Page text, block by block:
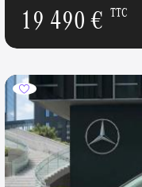
19 490 € TTC